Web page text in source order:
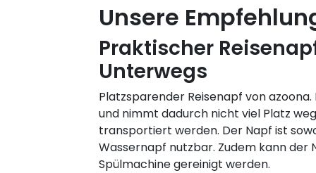
Unsere
Praktischer
Unterwegs
Platzsparender Reisenapf von
und nimmt dadurch nicht viel Platz
transportiert werden. Der Napf ist
Wassernapf nutzbar. Zudem kann der
Spülmachine gereinigt werden.